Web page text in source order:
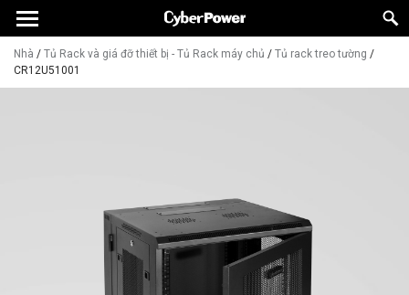
Nhà / Tủ Rack và giá đỡ thiết bị - Tủ Rack máy chủ / Tủ rack treo tường /
CR12U51001